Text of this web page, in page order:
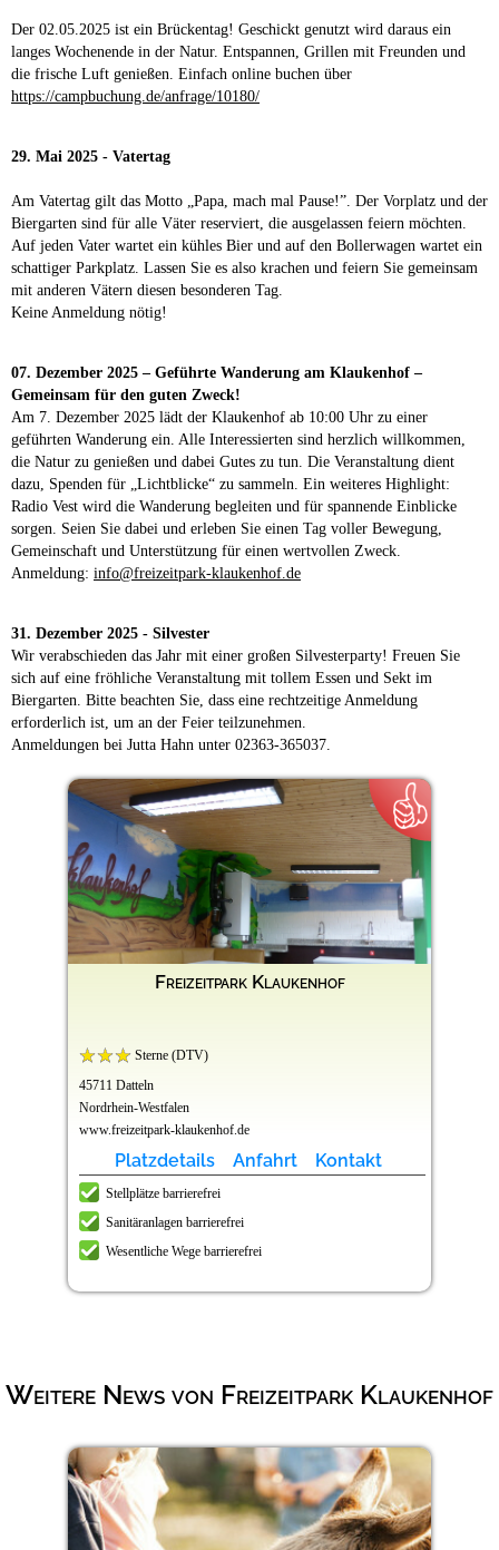
Der 02.05.2025 ist ein Brückentag! Geschickt genutzt wird daraus ein
langes Wochenende in der Natur. Entspannen, Grillen mit Freunden und
die frische Luft genießen. Einfach online buchen über
https://campbuchung.de/anfrage/10180/
29. Mai 2025 - Vatertag
Am Vatertag gilt das Motto „Papa, mach mal Pause!”. Der Vorplatz und der
Biergarten sind für alle Väter reserviert, die ausgelassen feiern möchten.
Auf jeden Vater wartet ein kühles Bier und auf den Bollerwagen wartet ein
schattiger Parkplatz. Lassen Sie es also krachen und feiern Sie gemeinsam
mit anderen Vätern diesen besonderen Tag.
Keine Anmeldung nötig!
07. Dezember 2025 – Geführte Wanderung am Klaukenhof –
Gemeinsam für den guten Zweck!
Am 7. Dezember 2025 lädt der Klaukenhof ab 10:00 Uhr zu einer
geführten Wanderung ein. Alle Interessierten sind herzlich willkommen,
die Natur zu genießen und dabei Gutes zu tun. Die Veranstaltung dient
dazu, Spenden für „Lichtblicke“ zu sammeln. Ein weiteres Highlight:
Radio Vest wird die Wanderung begleiten und für spannende Einblicke
sorgen. Seien Sie dabei und erleben Sie einen Tag voller Bewegung,
Gemeinschaft und Unterstützung für einen wertvollen Zweck.
Anmeldung: info@freizeitpark-klaukenhof.de
31. Dezember 2025 - Silvester
Wir verabschieden das Jahr mit einer großen Silvesterparty! Freuen Sie
sich auf eine fröhliche Veranstaltung mit tollem Essen und Sekt im
Biergarten. Bitte beachten Sie, dass eine rechtzeitige Anmeldung
erforderlich ist, um an der Feier teilzunehmen.
Anmeldungen bei Jutta Hahn unter 02363-365037.
Freizeitpark Klaukenhof
Sterne (DTV)
45711 Datteln
Nordrhein-Westfalen
www.freizeitpark-klaukenhof.de
Platzdetails Anfahrt Kontakt
Stellplätze barrierefrei
Sanitäranlagen barrierefrei
Wesentliche Wege barrierefrei
Weitere News von Freizeitpark Klaukenhof